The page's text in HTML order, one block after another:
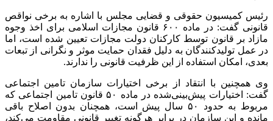
رئیس کمیسیون حقوقی و قضایی مجلس با اشاره به برخی نواقص
قانونی گفت: در ماده ۶۰۰ قانون مجازات اسلامی برای اخذ وجوه
مازاد بر قانون توسط کارکنان دولت مجازات تعیین شده است، اما
در عمل تولیدکنندگان به دلیل فقدان حمایت موثر و نگرانی از تبعات
بعدی، امکان استفاده از این ظرفیت قانونی را ندارند.
وی همچنین با انتقاد از برخی اختیارات سازمان تامین اجتماعی
گفت: اختیارات پیش‌بینی‌شده در ماده ۵۰ قانون تامین اجتماعی که
مربوط به حدود ۵۰ سال پیش است، همچنان بدون اصلاح باقی
مانده و این سازمان در برابر هرگونه تغییر قانونی مقاومت می‌کند،